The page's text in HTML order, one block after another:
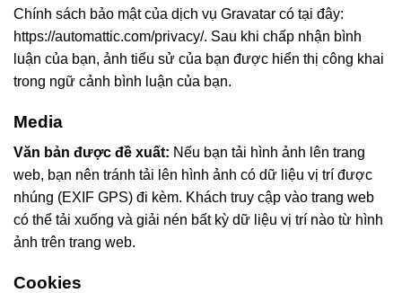
Chính sách bảo mật của dịch vụ Gravatar có tại đây:
https://automattic.com/privacy/. Sau khi chấp nhận bình
luận của bạn, ảnh tiểu sử của bạn được hiển thị công khai
trong ngữ cảnh bình luận của bạn.
Media
Văn bản được đề xuất: Nếu bạn tải hình ảnh lên trang
web, bạn nên tránh tải lên hình ảnh có dữ liệu vị trí được
nhúng (EXIF GPS) đi kèm. Khách truy cập vào trang web
có thể tải xuống và giải nén bất kỳ dữ liệu vị trí nào từ hình
ảnh trên trang web.
Cookies